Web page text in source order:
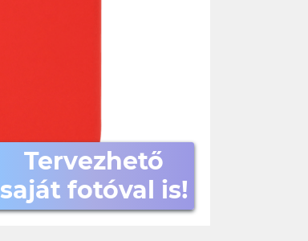
Tervezhető
saját fotóval is!